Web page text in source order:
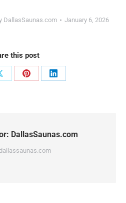
DallasSaunas.com January 6, 2026
this post
Share
Share
DallasSaunas.com